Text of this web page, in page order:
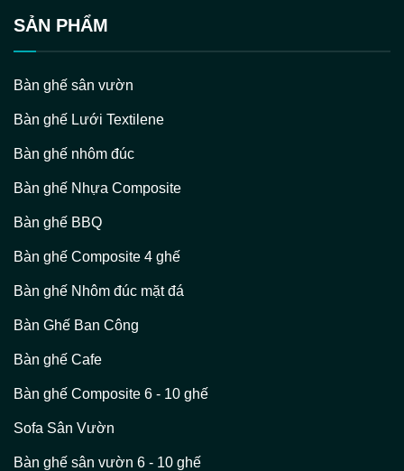
SẢN PHẨM
Bàn ghế sân vườn
Bàn ghế Lưới Textilene
Bàn ghế nhôm đúc
Bàn ghế Nhựa Composite
Bàn ghế BBQ
Bàn ghế Composite 4 ghế
Bàn ghế Nhôm đúc mặt đá
Bàn Ghế Ban Công
Bàn ghế Cafe
Bàn ghế Composite 6 - 10 ghế
Sofa Sân Vườn
Bàn ghế sân vườn 6 - 10 ghế